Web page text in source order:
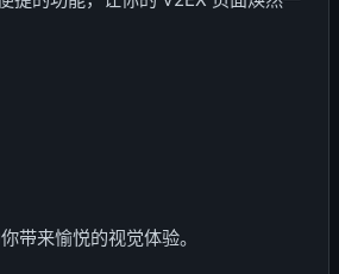
带来愉悦的视觉体验。